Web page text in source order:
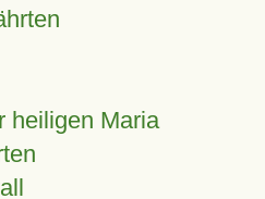
heiligen Maria